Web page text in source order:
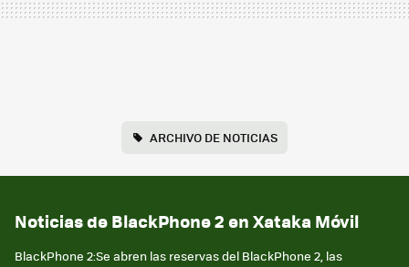
ARCHIVO DE NOTICIAS
Noticias de BlackPhone 2 en Xataka Móvil
BlackPhone 2:Se abren las reservas del BlackPhone 2, las